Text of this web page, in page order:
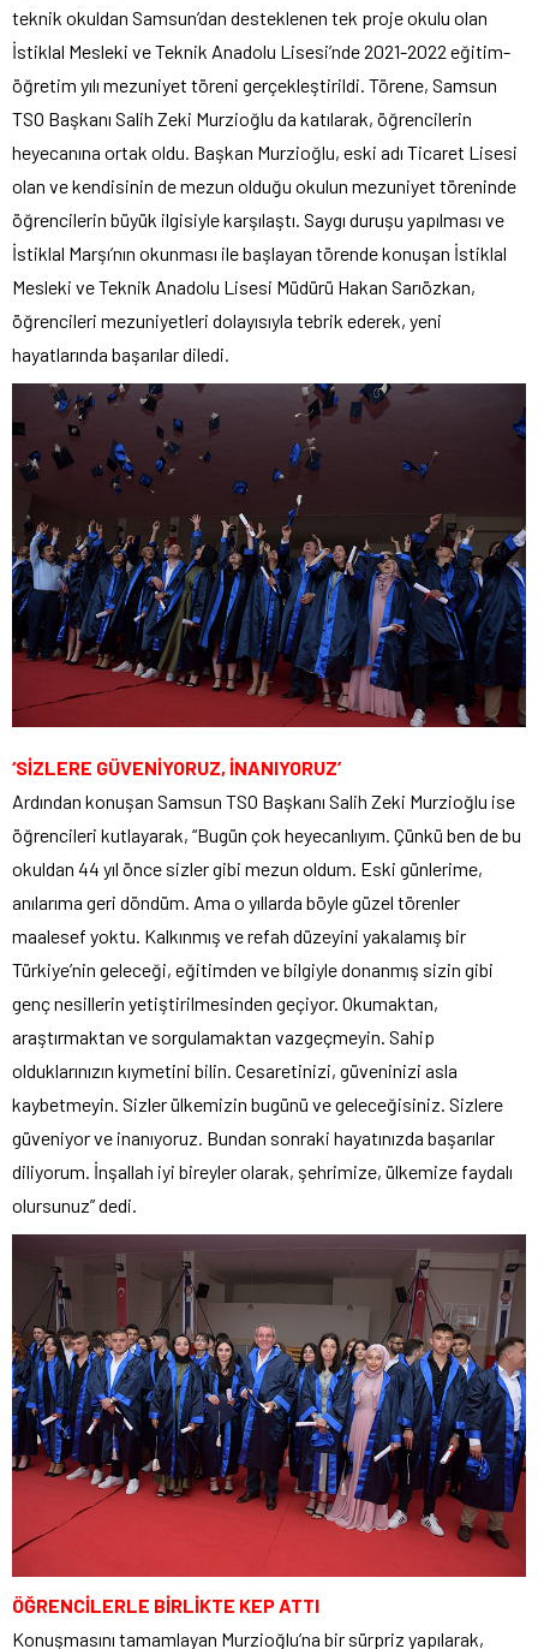
teknik okuldan Samsun’dan desteklenen tek proje okulu olan
İstiklal Mesleki ve Teknik Anadolu Lisesi’nde 2021-2022 eğitim-
öğretim yılı mezuniyet töreni gerçekleştirildi. Törene, Samsun
TSO Başkanı Salih Zeki Murzioğlu da katılarak, öğrencilerin
heyecanına ortak oldu. Başkan Murzioğlu, eski adı Ticaret Lisesi
olan ve kendisinin de mezun olduğu okulun mezuniyet töreninde
öğrencilerin büyük ilgisiyle karşılaştı. Saygı duruşu yapılması ve
İstiklal Marşı’nın okunması ile başlayan törende konuşan İstiklal
Mesleki ve Teknik Anadolu Lisesi Müdürü Hakan Sarıözkan,
öğrencileri mezuniyetleri dolayısıyla tebrik ederek, yeni
hayatlarında başarılar diledi.
‘SİZLERE GÜVENİYORUZ, İNANIYORUZ’
Ardından konuşan Samsun TSO Başkanı Salih Zeki Murzioğlu ise
öğrencileri kutlayarak, “Bugün çok heyecanlıyım. Çünkü ben de bu
okuldan 44 yıl önce sizler gibi mezun oldum. Eski günlerime,
anılarıma geri döndüm. Ama o yıllarda böyle güzel törenler
maalesef yoktu. Kalkınmış ve refah düzeyini yakalamış bir
Türkiye’nin geleceği, eğitimden ve bilgiyle donanmış sizin gibi
genç nesillerin yetiştirilmesinden geçiyor. Okumaktan,
araştırmaktan ve sorgulamaktan vazgeçmeyin. Sahip
olduklarınızın kıymetini bilin. Cesaretinizi, güveninizi asla
kaybetmeyin. Sizler ülkemizin bugünü ve geleceğisiniz. Sizlere
güveniyor ve inanıyoruz. Bundan sonraki hayatınızda başarılar
diliyorum. İnşallah iyi bireyler olarak, şehrimize, ülkemize faydalı
olursunuz” dedi.
ÖĞRENCİLERLE BİRLİKTE KEP ATTI
Konuşmasını tamamlayan Murzioğlu’na bir sürpriz yapılarak,